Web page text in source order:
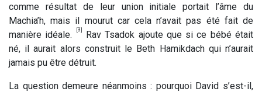
comme résultat de leur union initiale portait l’âme du
Machia’h, mais il mourut car cela n’avait pas été fait de
manière idéale.
[3]
Rav Tsadok ajoute que si ce bébé était
né, il aurait alors construit le Beth Hamikdach qui n’aurait
jamais pu être détruit.
La question demeure néanmoins : pourquoi David s’est-il,